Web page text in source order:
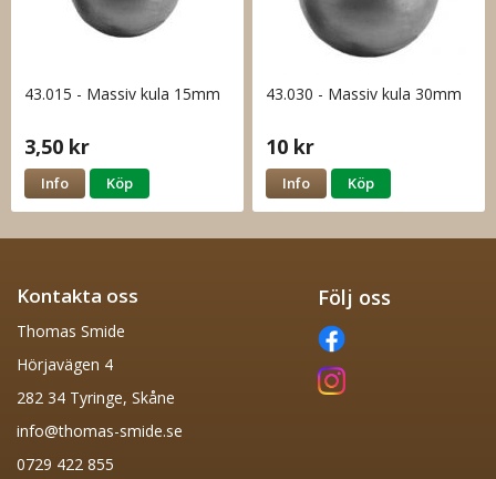
43.015 - Massiv kula 15mm
3,50 kr
Info Köp
43.030 - Massiv kula 30mm
10 kr
Info Köp
Kontakta oss
Thomas Smide
Hörjavägen 4
282 34 Tyringe, Skåne
info@thomas-smide.se
0729 422 855
Följ oss